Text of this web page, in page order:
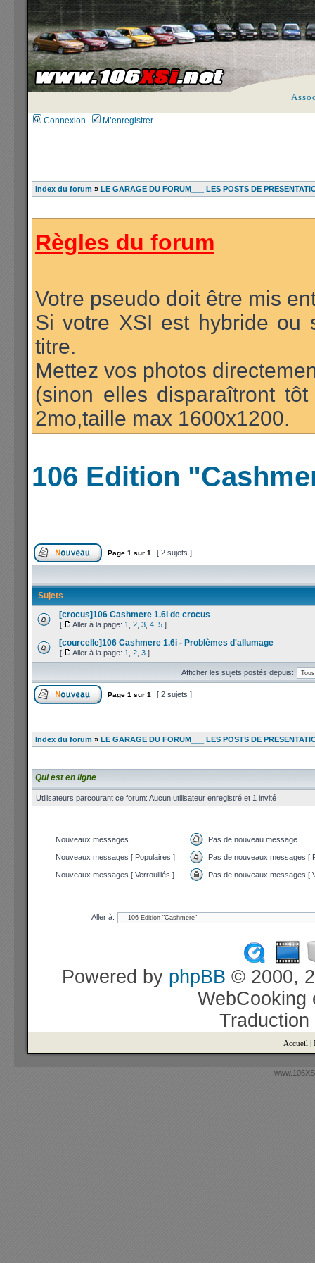
Connexion M’enregistrer
Index du forum » LE GARAGE DU FORUM___ LES POSTS DE
Règles du forum
Votre pseudo doit être mis
Si votre XSI est hybride ou
titre.
Mettez vos photos
(sinon elles disparaîtront
2mo,taille max 1600x1200.
106 Edition
Page 1 sur 1 [ 2 sujets ]
Sujets
[crocus]106 Cashmere 1.6l de crocus
[ Aller à la page: 1 2 3 4 5 ]
[courcelle]106 Cashmere 1.6i - Problèmes d'allumage
[ Aller à la page: 1 2 3 ]
Afficher les sujets postés depuis:
Page 1 sur 1 [ 2 sujets ]
Index du forum » LE GARAGE DU FORUM___ LES POSTS DE
Qui est en ligne
Utilisateurs parcourant ce forum: Aucun utilisateur enregistré et 1 invité
Nouveaux messages Pas de nouveau message
Nouveaux messages [ Populaires ] Pas de nouveaux messages [
Nouveaux messages [ Verrouillés ] Pas de nouveaux messages [
Aller à:
Powered by phpBB © 2000,
Accueil |